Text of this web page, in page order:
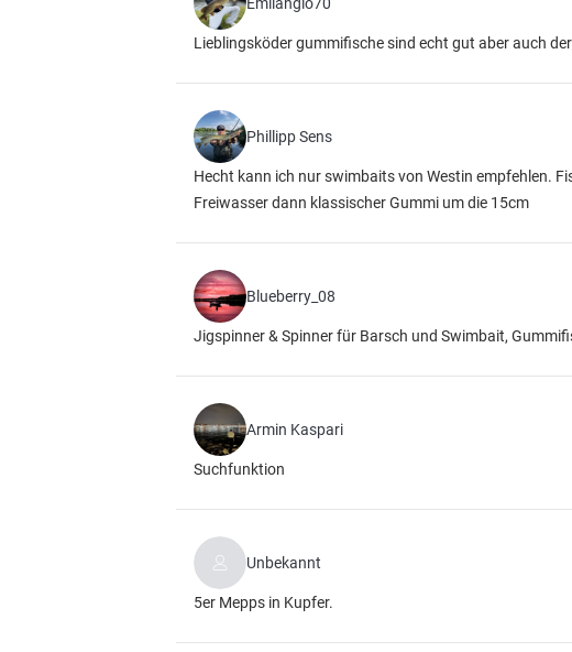
Lieblingsköder gummifische sind echt gut aber auch
Phillipp Sens
Hecht kann ich nur swimbaits von Westin empfehlen.
Freiwasser dann klassischer Gummi um die 15cm
Blueberry_08
Jigspinner & Spinner für Barsch und Swimbait,
Armin Kaspari
Suchfunktion
Unbekannt
5er Mepps in Kupfer.